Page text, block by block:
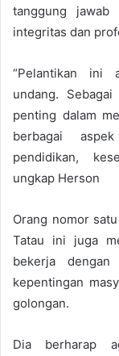
tanggung jawab
integritas dan
“Pelantikan ini
undang.
penting dalam
berbagai
pendidikan,
ungkap Herson
Orang nomor
Tatau ini juga
bekerja
kepentingan
golongan.
Dia berharap